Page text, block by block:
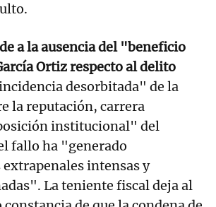
a la ausencia del "beneficio
Ortiz respecto al delito
desorbitada" de la
la reputación, carrera
institucional" del
fallo ha "generado
extrapenales intensas y
La teniente fiscal deja al